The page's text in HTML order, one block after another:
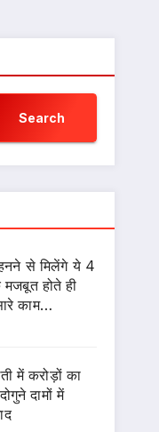
Search
से मिलेंगे ये 4
होते ही
काम…
में करोड़ों का
दामों में